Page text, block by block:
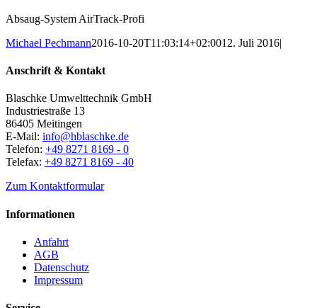
Absaug-System AirTrack-Profi
Michael Pechmann2016-10-20T11:03:14+02:0012. Juli 2016|
Anschrift & Kontakt
Blaschke Umwelttechnik GmbH
Industriestraße 13
86405 Meitingen
E-Mail: info@hblaschke.de
Telefon: +49 8271 8169 - 0
Telefax: +49 8271 8169 - 40
Zum Kontaktformular
Informationen
Anfahrt
AGB
Datenschutz
Impressum